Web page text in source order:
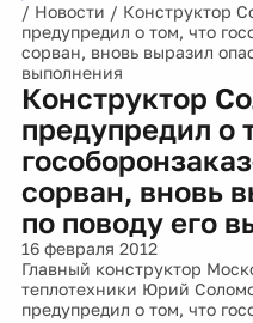
/ Новости / Конструктор
предупредил о том, что
сорван, вновь выразил
выполнения
Конструктор
предупредил о
сорван, вновь
по поводу его
16 февраля 2012
Главный конструктор
теплотехники Юрий
предупредил о том, что